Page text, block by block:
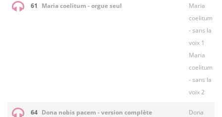
61 Maria coelitum - orgue seul
Maria
coelitum
- sans la
voix 1
Maria
coelitum
- sans la
voix 2
64 Dona nobis pacem - version complète
Dona